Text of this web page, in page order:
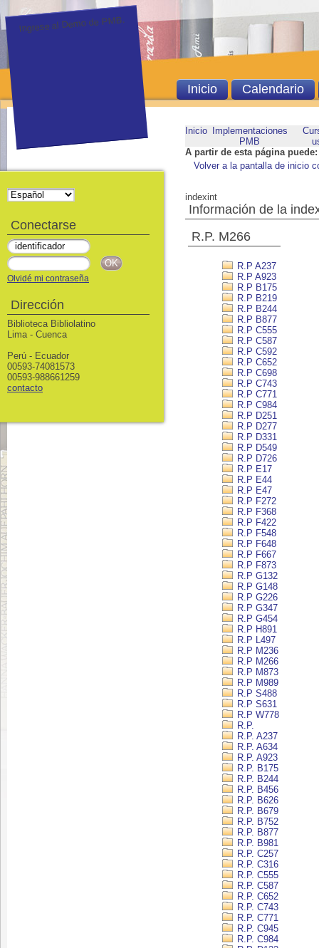
Inicio
Implementaciones
PMB
A partir de esta página puede:
Volver a la pantalla de inicio
indexint
Información de la
R.P. M266
R.P A237
R.P A923
R.P B175
R.P B219
R.P B244
R.P B877
R.P C555
R.P C587
R.P C592
R.P C652
R.P C698
R.P C743
R.P C771
R.P C984
R.P D251
R.P D277
R.P D331
R.P D549
R.P D726
R.P E17
R.P E44
R.P E47
R.P F272
R.P F368
R.P F422
R.P F548
R.P F648
R.P F667
R.P F873
R.P G132
R.P G148
R.P G226
R.P G347
R.P G454
R.P H891
R.P L497
R.P M236
R.P M266
R.P M873
R.P M989
R.P S488
R.P S631
R.P W778
R.P.
R.P. A237
R.P. A634
R.P. A923
R.P. B175
R.P. B244
R.P. B456
R.P. B626
R.P. B679
R.P. B752
R.P. B877
R.P. B981
R.P. C257
R.P. C316
R.P. C555
R.P. C587
R.P. C652
R.P. C743
R.P. C771
R.P. C945
R.P. C984
Ingrese al Demo de PMB.
Inicio Calendario
Conectarse
Olvidé mi contraseña
Dirección
Biblioteca Bibliolatino
Lima - Cuenca
Perú - Ecuador
00593-74081573
00593-988661259
contacto